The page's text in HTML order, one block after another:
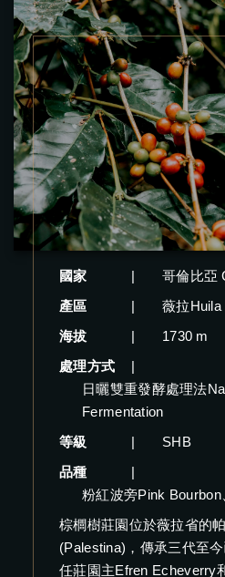
國家 |
哥倫比亞
產區
|
薇拉Huila
海拔
|
1730 m
處理方式
|
日曬雙重發酵處理法
Fermentation
等級
|
SHB
品種
|
粉紅波旁Pink
棕櫚樹莊園位於薇拉省的
(Palestina)，傳承三代至
任莊園主Efren Echeverry